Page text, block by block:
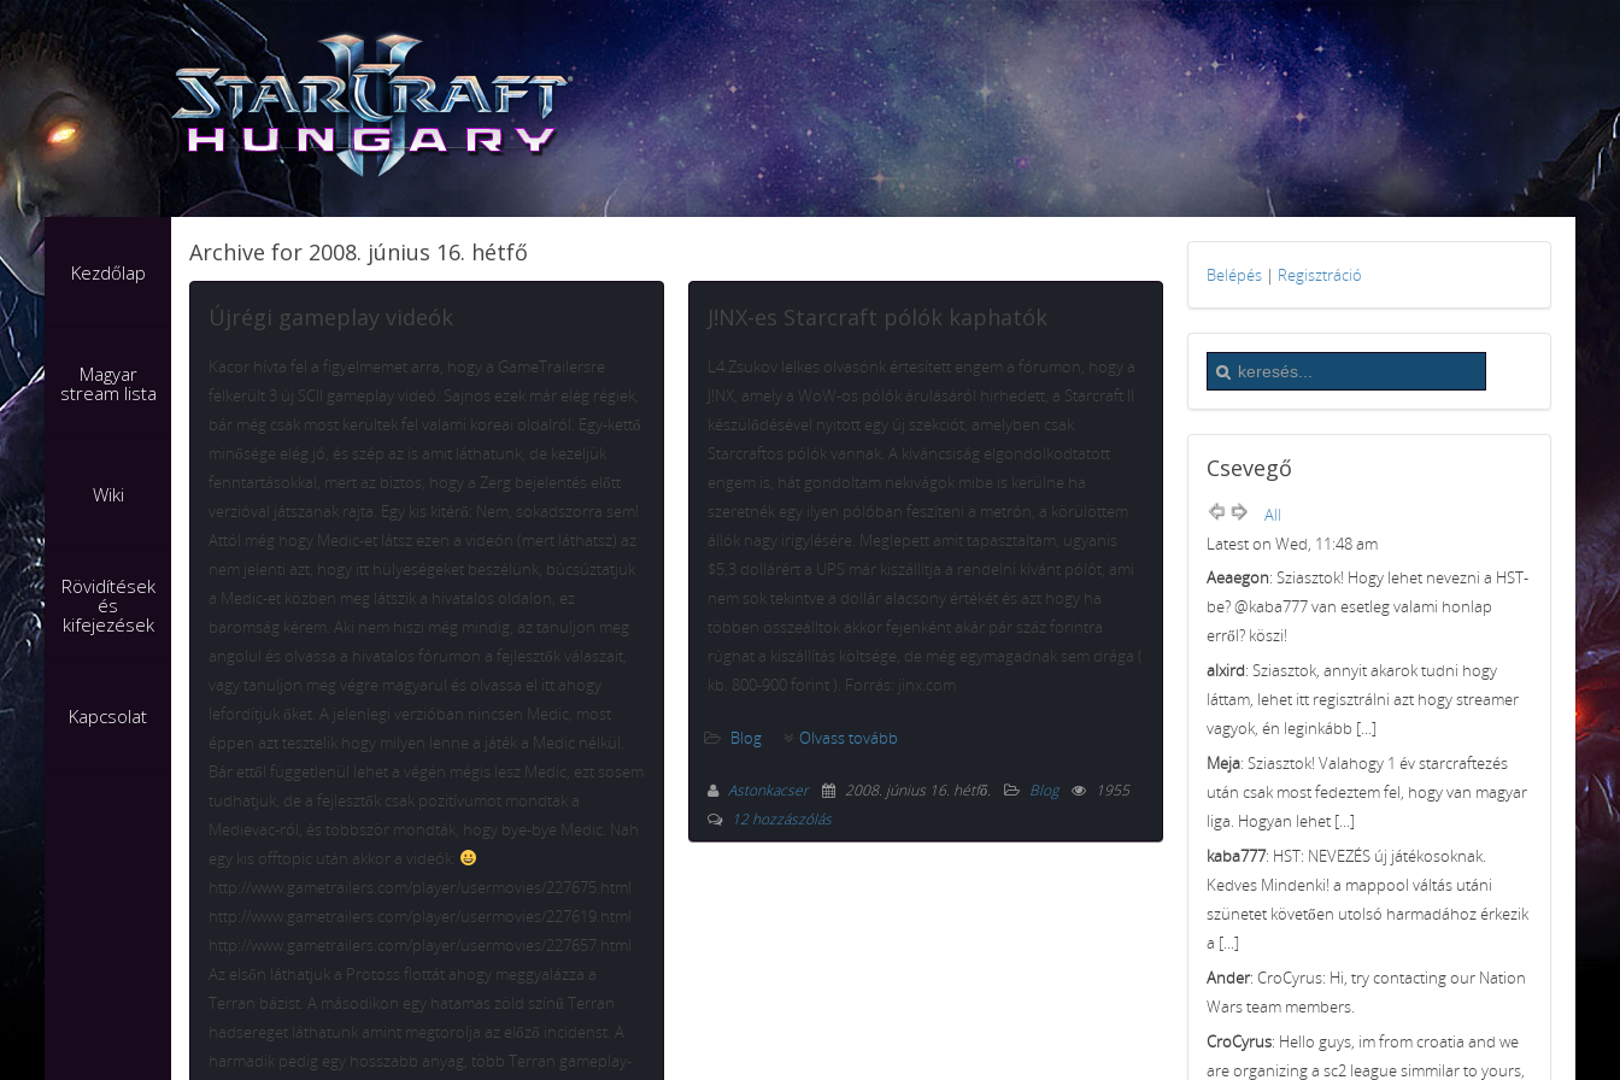
Kezdőlap
Magyar
stream lista
Wiki
Rövidítések
és
kifejezések
Kapcsolat
Archive for 2008. június 16. hétfő
Újrégi gameplay videók
Kacor hívta fel a figyelmemet arra, hogy a GameTrailersre
felkerült 3 új SCII gameplay videó. Sajnos ezek már elég régiek,
bár még csak most kerültek fel valami koreai oldalról. Egy-kettő
minősége elég jó, és szép az is amit láthatunk, de kezeljük
fenntartásokkal, mert az biztos, hogy a Zerg bejelentés előtt
verzióval játszanak rajta. Egy kis kitérő: Nem, sokadszorra sem!
Attól még hogy Medic-et látsz ezen a videón (mert láthatsz) az
nem jelenti azt, hogy itt hülyeségeket beszélünk, búcsúztatjuk
a Medic-et közben meg látszik a hivatalos oldalon, ez
baromság kérem. Aki nem hiszi még mindig, az tanuljon meg
angolul és olvassa a hivatalos fórumon a fejlesztők válaszait,
vagy tanuljon meg végre magyarul és olvassa el itt ahogy
lefordítjuk őket. A jelenlegi verzióban nincsen Medic, most
éppen azt tesztelik hogy milyen lenne a játék a Medic nélkül.
Bár ettől függetlenül lehet a végén mégis lesz Medic, ezt sosem
tudhatjuk, de a fejlesztők csak pozitívumot mondtak a
Medievac-ról, és többször mondták, hogy bye-bye Medic. Nah
egy kis offtopic után akkor a videók:
http://www.gametrailers.com/player/usermovies/227675.html
http://www.gametrailers.com/player/usermovies/227619.html
http://www.gametrailers.com/player/usermovies/227657.html
Az elsőn láthatjuk a Protoss flottát ahogy meggyalázza a
Terran bázist. A másodikon egy hatamas zöld színű Terran
hadsereget láthatunk amint megtorolja az előző incidenst. A
harmadik pedig egy hosszabb anyag, több Terran gameplay-
J!NX-es Starcraft pólók kaphatók
L4.Zsukov lelkes olvasónk értesített engem a fórumon, hogy a
J!NX, amely a WoW-os pólók árulásáról hirhedett, a Starcraft II
készülődésével nyitott egy új szekciót, amelyben csak
Starcraftos pólók vannak. A kíváncsiság elgondolkodtatott
engem is, hát gondoltam nekivágok mibe is kerülne ha
szeretnék egy ilyen pólóban feszíteni a metrón, a körülöttem
állók nagy irigylésére. Meglepett amit tapasztaltam, ugyanis
$5,3 dollárért a UPS már kiszállítja a rendelni kívánt pólót, ami
nem sok tekintve a dollár alacsony értékét és azt hogy ha
többen összeálltok akkor fejenként akár pár száz forintra
rúghat a kiszállítás költsége, de még egymagadnak sem drága (
kb. 800-900 forint ). Forrás: jinx.com
Blog Olvass tovább
Astonkacser 2008. június 16. hétfő. Blog
1955
12 hozzászólás
Belépés | Regisztráció
Csevegő
All
Latest on Wed, 11:48 am
Aeaegon: Sziasztok! Hogy lehet nevezni a HST-
be? @kaba777 van esetleg valami honlap
erről? köszi!
alxird: Sziasztok, annyit akarok tudni hogy
láttam, lehet itt regisztrálni azt hogy streamer
vagyok, én leginkább [...]
Meja: Sziasztok! Valahogy 1 év starcraftezés
után csak most fedeztem fel, hogy van magyar
liga. Hogyan lehet [...]
kaba777: HST: NEVEZÉS új játékosoknak.
Kedves Mindenki! a mappool váltás utáni
szünetet követően utolsó harmadához érkezik
a [...]
Ander: CroCyrus: Hi, try contacting our Nation
Wars team members.
CroCyrus: Hello guys, im from croatia and we
are organizing a sc2 league simmilar to yours,